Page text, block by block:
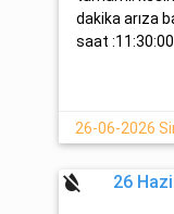
dakika arıza
saat
26-06-2026
format_color_reset
26